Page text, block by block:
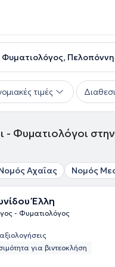
τιμές
- Φυματιολόγοι στην
Αχαΐας Νομός
Έλλη
- Φυματιολόγος
για βιντεοκλήση